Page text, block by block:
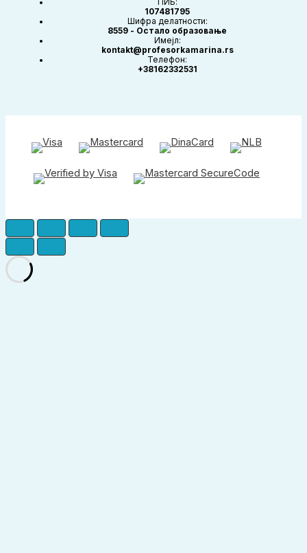
107481795
Шифра делатности:
8559 - Остало образовање
Имејл:
kontakt@profesorkamarina.rs
Телефон:
+38162332531